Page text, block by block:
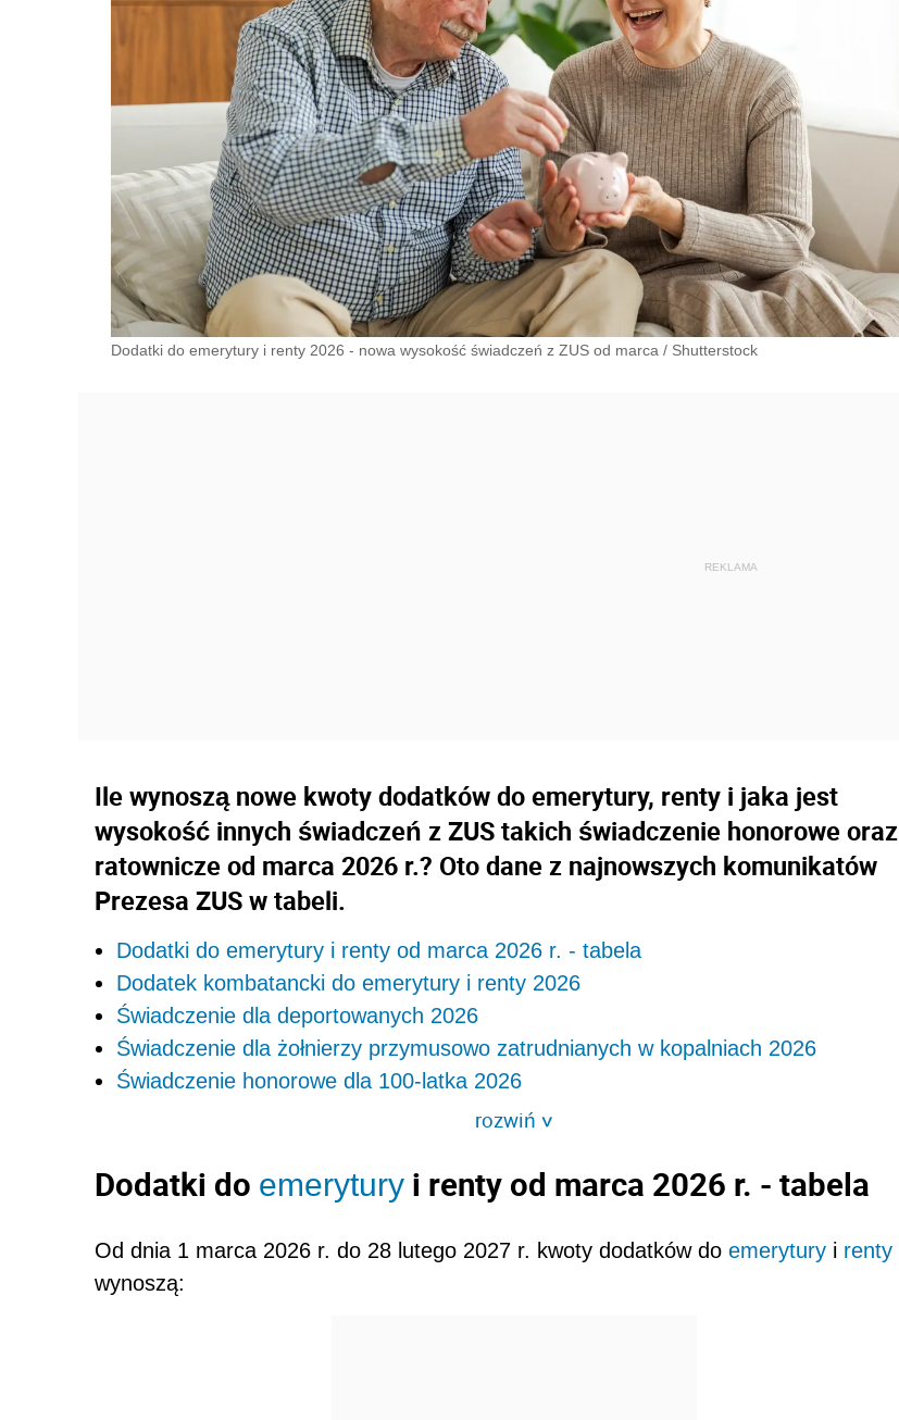
Dodatki do emerytury i renty 2026 - nowa wysokość świadczeń z ZUS od marca / Shutterstock
Ile wynoszą nowe kwoty dodatków do emerytury, renty i jaka jest
wysokość innych świadczeń z ZUS takich świadczenie honorowe oraz
ratownicze od marca 2026 r.? Oto dane z najnowszych komunikatów
Prezesa ZUS w tabeli.
Dodatki do emerytury i renty od marca 2026 r. - tabela
Dodatek kombatancki do emerytury i renty 2026
Świadczenie dla deportowanych 2026
Świadczenie dla żołnierzy przymusowo zatrudnianych w kopalniach 2026
Świadczenie honorowe dla 100-latka 2026
rozwiń>
Dodatki do emerytury i renty od marca 2026 r. - tabela
Od dnia 1 marca 2026 r. do 28 lutego 2027 r. kwoty dodatków do emerytury i renty
wynoszą: